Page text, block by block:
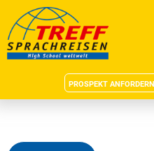
PROSPEKT ANFORDERN